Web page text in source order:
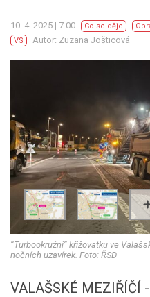
10. 4. 2025 | 7:00 Co se děje
VS
Autor: Zuzana Jošticová
“Turbookružní” křižovatku ve
nočních uzavírek. Foto: ŘSD
VALAŠSKÉ MEZIŘÍČÍ